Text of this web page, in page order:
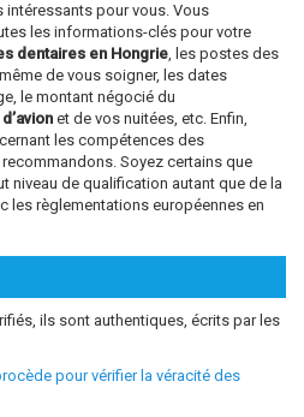
pour vous. Vous
les informations-clés pour votre
dentaires en Hongrie, les postes des
de vous soigner, les dates
le montant négocié du
et de vos nuitées, etc. Enfin,
les compétences des
Soyez certains que
niveau de qualification autant que de la
les règlementations européennes en
ils sont authentiques, écrits par les
pour vérifier la véracité des